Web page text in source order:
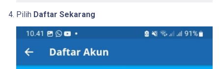
Pilih Daftar Sekarang